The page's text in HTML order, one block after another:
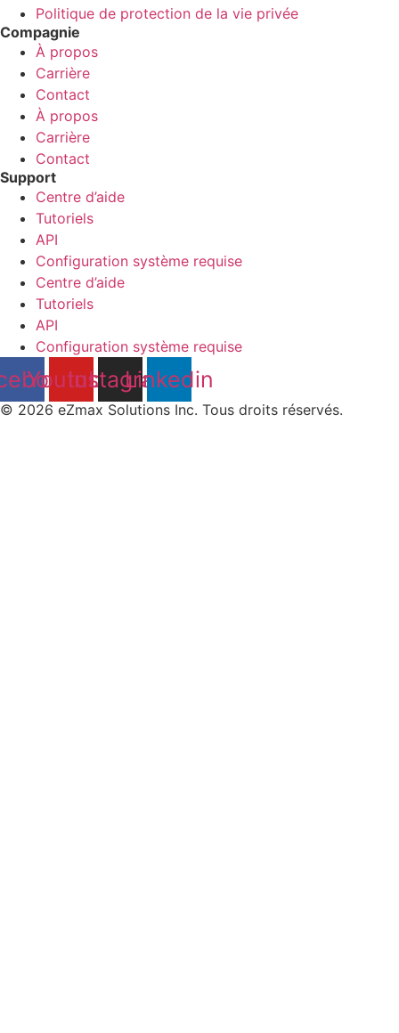
Politique de protection de la vie privée
Compagnie
À propos
Carrière
Contact
À propos
Carrière
Contact
Support
Centre d’aide
Tutoriels
API
Configuration système requise
Centre d’aide
Tutoriels
API
Configuration système requise
Youtube
Instagram
Linkedin
© 2026 eZmax Solutions Inc. Tous droits réservés.